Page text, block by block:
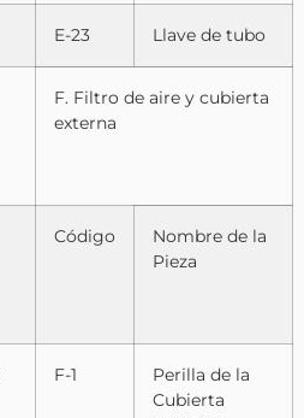
E-23 Llave de tubo
F. Filtro de aire y cubierta
externa
Código
Nombre de la
Pieza
F-1
Perilla de la
Cubierta